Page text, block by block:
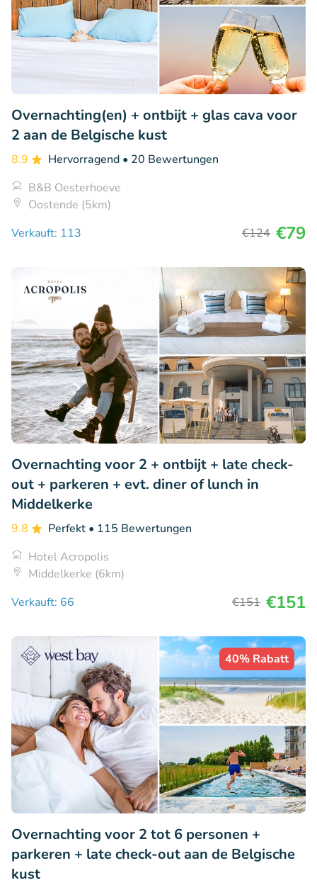
Overnachting(en) + ontbijt + glas cava voor
2 aan de Belgische kust
8.9 Hervorragend • 20 Bewertungen
B&B Oesterhoeve
Oostende (5km)
Verkauft: 113
€124 €79
Overnachting voor 2 + ontbijt + late check-
out + parkeren + evt. diner of lunch in
Middelkerke
9.8 Perfekt • 115 Bewertungen
Hotel Acropolis
Middelkerke (6km)
Verkauft: 66
€151 €151
40% Rabatt
Overnachting voor 2 tot 6 personen +
parkeren + late check-out aan de Belgische
kust